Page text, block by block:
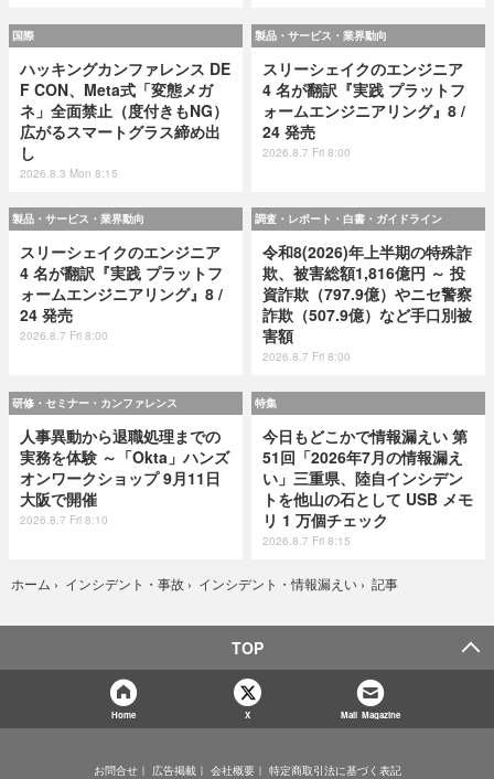
国際
ハッキングカンファレンス DE
F CON、Meta式「変態メガ
ネ」全面禁止（度付きもNG）
広がるスマートグラス締め出
し
2026.8.3 Mon 8:15
製品・サービス・業界動向
スリーシェイクのエンジニア
4 名が翻訳『実践 プラットフ
ォームエンジニアリング』8 /
24 発売
2026.8.7 Fri 8:00
製品・サービス・業界動向
スリーシェイクのエンジニア
4 名が翻訳『実践 プラットフ
ォームエンジニアリング』8 /
24 発売
2026.8.7 Fri 8:00
調査・レポート・白書・ガイドライン
令和8(2026)年上半期の特殊詐
欺、被害総額1,816億円 ～ 投
資詐欺（797.9億）やニセ警察
詐欺（507.9億）など手口別被
害額
2026.8.7 Fri 8:00
研修・セミナー・カンファレンス
人事異動から退職処理までの
実務を体験 ～「Okta」ハンズ
オンワークショップ 9月11日
大阪で開催
2026.8.7 Fri 8:10
特集
今日もどこかで情報漏えい 第
51回「2026年7月の情報漏え
い」三重県、陸自インシデン
トを他山の石として USB メモ
リ 1 万個チェック
2026.8.7 Fri 8:15
ホーム › インシデント・事故 › インシデント・情報漏えい › 記事
TOP
Home X Mail Magazine
お問合せ 広告掲載 会社概要 特定商取引法に基づく表記